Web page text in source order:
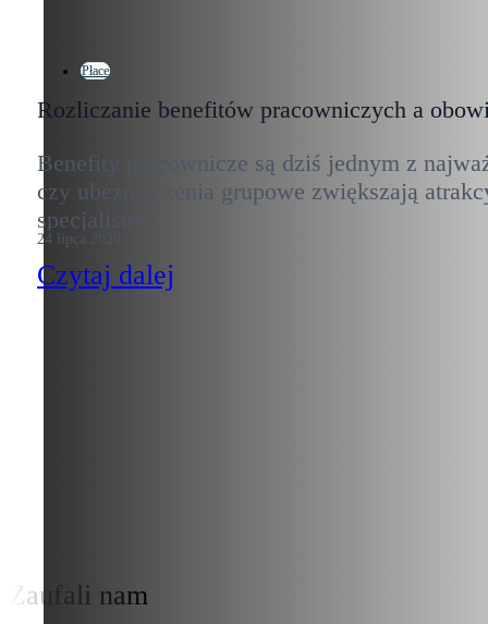
Płace
Rozliczanie benefitów pracowniczych a
Benefity pracownicze są dziś jednym z
czy ubezpieczenia grupowe zwiększają
specjalistów
24 lipca 2026
Czytaj dalej
Zaufali nam